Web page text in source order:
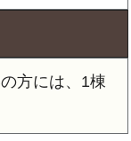
方には、1棟